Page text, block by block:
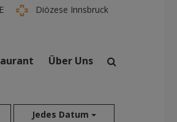
Diözese Innsbruck
suchen
Über Uns
Jedes Datum